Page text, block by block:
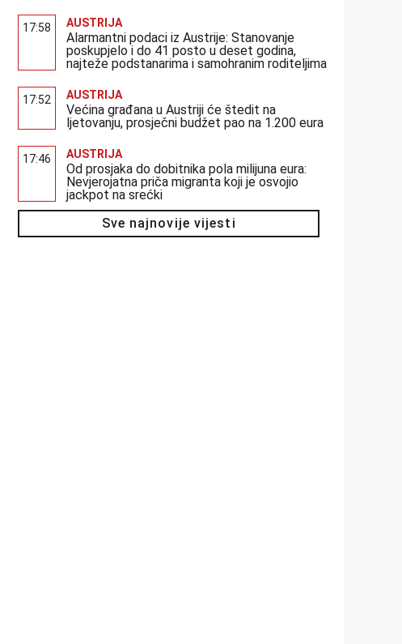
17:58 AUSTRIJA
Alarmantni podaci iz Austrije: Stanovanje
poskupjelo i do 41 posto u deset godina,
najteže podstanarima i samohranim roditeljima
17:52 AUSTRIJA
Većina građana u Austriji će štedit na
ljetovanju, prosječni budžet pao na 1.200 eura
17:46 AUSTRIJA
Od prosjaka do dobitnika pola milijuna eura:
Nevjerojatna priča migranta koji je osvojio
jackpot na srećki
Sve najnovije vijesti